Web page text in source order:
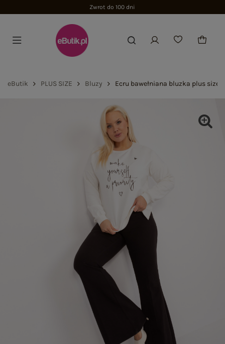
Zwrot do 100 dni
eButik PLUS SIZE Bluzy Ecru bawełniana bluzka plus size